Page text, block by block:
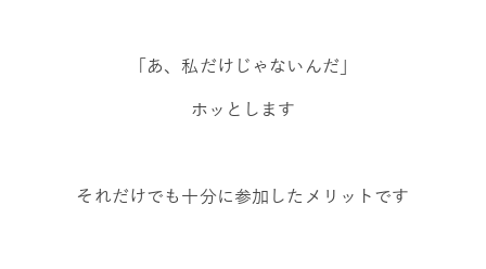
「あ、私だけじゃないんだ」
ホッとします
それだけでも十分に参加したメリットです